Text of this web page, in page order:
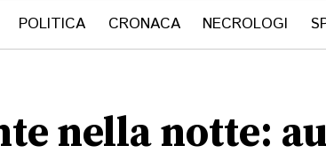
POLITICA CRONACA NECROLOGI
nella notte: